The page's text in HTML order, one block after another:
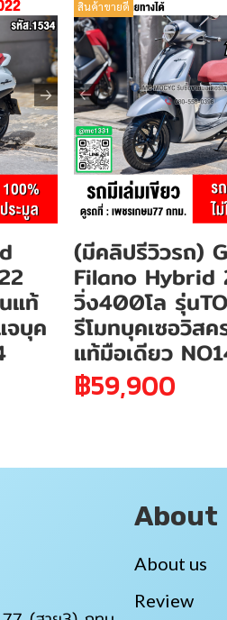
แท้
จบุค
สินค้าขายดี
(มีคลิปรีวิวรถ)
Filano Hybrid
วิ่ง400โล รุ่น
รีโมทบุคเซอวิส
แท้มือเดียว
฿59,900
About
About us
Review